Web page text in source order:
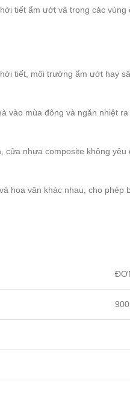
tiết ẩm ướt và trong các
tiết, môi trường ẩm ướt hay
vào mùa đông và ngăn nhiệt
nhựa composite không
hoa văn khác nhau, cho